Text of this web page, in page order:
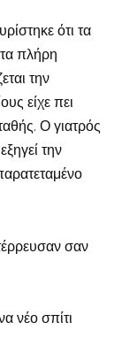
ότι τα
πλήρη
την
είχε πει
Ο γιατρός
την
σαν
νέο σπίτι